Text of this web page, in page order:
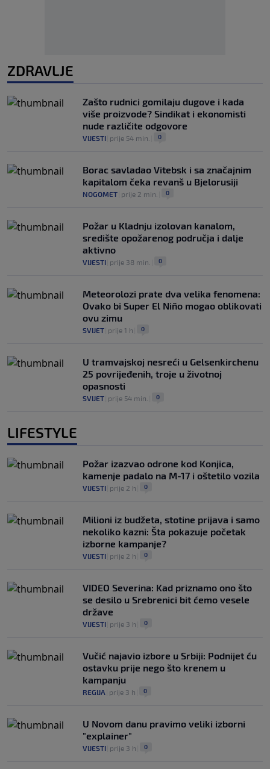
ZDRAVLJE
Zašto rudnici gomilaju dugove i kada
više proizvode? Sindikat i ekonomisti
nude različite odgovore
VIJESTI prije 54 min. 0
Borac savladao Vitebsk i sa značajnim
kapitalom čeka revanš u Bjelorusiji
NOGOMET prije 2 min. 0
Požar u Kladnju izolovan kanalom,
središte opožarenog područja i dalje
aktivno
VIJESTI prije 38 min. 0
Meteorolozi prate dva velika fenomena:
Ovako bi Super El Niño mogao oblikovati
ovu zimu
SVIJET prije 1 h 0
U tramvajskoj nesreći u Gelsenkirchenu
25 povrijeđenih, troje u životnoj
opasnosti
SVIJET prije 54 min. 0
LIFESTYLE
Požar izazvao odrone kod Konjica,
kamenje padalo na M-17 i oštetilo vozila
VIJESTI prije 2 h 0
Milioni iz budžeta, stotine prijava i samo
nekoliko kazni: Šta pokazuje početak
izborne kampanje?
VIJESTI prije 2 h 0
VIDEO Severina: Kad priznamo ono što
se desilo u Srebrenici bit ćemo vesele
države
VIJESTI prije 3 h 0
Vučić najavio izbore u Srbiji: Podnijet ću
ostavku prije nego što krenem u
kampanju
REGIJA prije 3 h 0
U Novom danu pravimo veliki izborni
"explainer"
VIJESTI prije 3 h 0